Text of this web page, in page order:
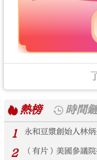
熱榜
時間
1
永和豆漿創始人林
2 （有片）美國參議